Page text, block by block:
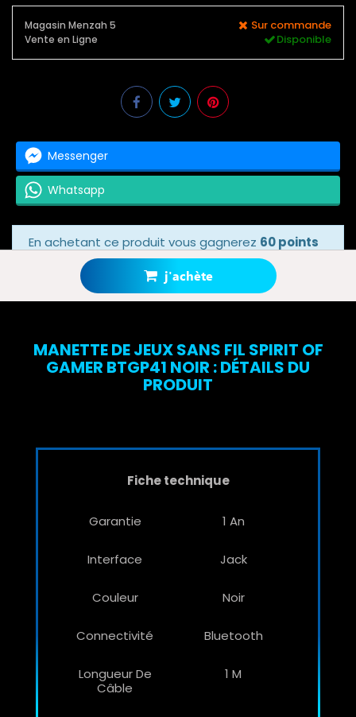
j'achète
Magasin Menzah 5 Sur commande
Vente en Ligne Disponible
Messenger
Whatsapp
En achetant ce produit vous gagnerez 60 points
grâce à notre programme de fidélité.
Votre panier totalisera60 points bonus
MANETTE DE JEUX SANS FIL SPIRIT OF
GAMER BTGP41 NOIR : DÉTAILS DU
PRODUIT
Fiche technique
Garantie 1 An
Interface Jack
Couleur Noir
Connectivité Bluetooth
Longueur De
Câble
1 M